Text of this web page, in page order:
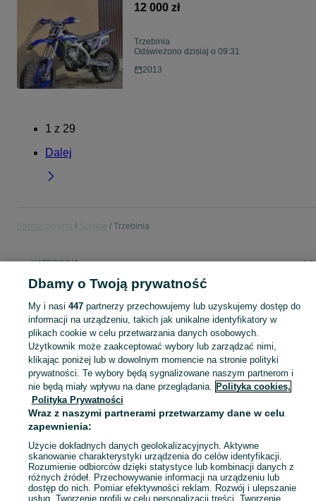
12 000 zł
Trzebinia
Odświeżono dzisiaj o 09:31
2013
1 z 29
Dalej
Trzebinia
KATEGORIA
działki rekreacyjne
Zobacz
Mapa kategorii
Mapa miejscowości
Mapa ministron
Popularne wyszukiwania
Dbamy o Twoją prywatność
My i nasi 447partnerzy przechowujemy lub uzyskujemy dostęp do
informacji na urządzeniu, takich jak unikalne identyfikatory w
plikach cookie w celu przetwarzania danych osobowych.
Użytkownik może zaakceptować wybory lub zarządzać nimi,
klikając poniżej lub w dowolnym momencie na stronie polityki
prywatności. Te wybory będą sygnalizowane naszym partnerom i
nie będą miały wpływu na dane przeglądania. Polityka cookies,
Polityka Prywatności
Wraz z naszymi partnerami przetwarzamy dane w celu
zapewnienia:
Użycie dokładnych danych geolokalizacyjnych. Aktywne
skanowanie charakterystyki urządzenia do celów identyfikacji.
Rozumienie odbiorców dzięki statystyce lub kombinacji danych z
różnych źródeł. Przechowywanie informacji na urządzeniu lub
dostęp do nich. Pomiar efektywności reklam. Rozwój i ulepszanie
usług. Tworzenie profili w celu personalizacji treści. Tworzenie